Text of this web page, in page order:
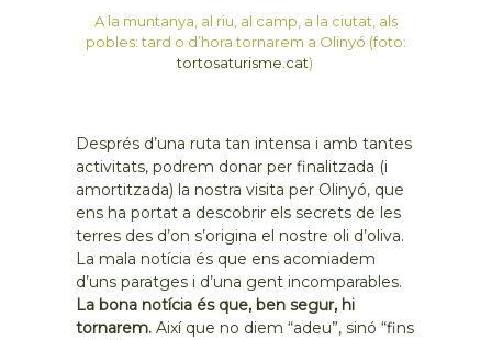
A la muntanya, al riu, al camp, a la ciutat, als
pobles: tard o d’hora tornarem a Olinyó (foto:
tortosaturisme.cat)
Després d’una ruta tan intensa i amb tantes
activitats, podrem donar per finalitzada (i
amortitzada) la nostra visita per Olinyó, que
ens ha portat a descobrir els secrets de les
terres des d’on s’origina el nostre oli d’oliva.
La mala notícia és que ens acomiadem
d’uns paratges i d’una gent incomparables.
La bona notícia és que, ben segur, hi
tornarem. Així que no diem “adeu”, sinó “fins